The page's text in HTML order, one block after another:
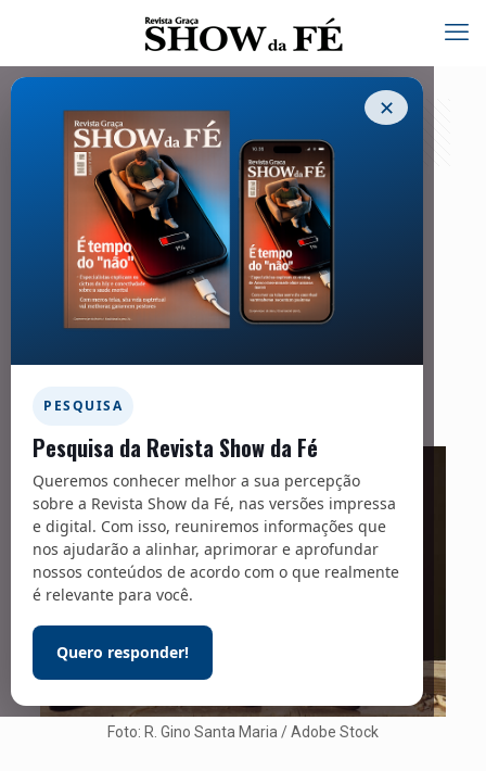
✕
PESQUISA
Pesquisa da Revista Show da Fé
Queremos conhecer melhor a sua percepção
sobre a Revista Show da Fé, nas versões impressa
e digital. Com isso, reuniremos informações que
nos ajudarão a alinhar, aprimorar e aprofundar
nossos conteúdos de acordo com o que realmente
é relevante para você.
Quero responder!
Jesus impactou a história, fazendo
milagres, e tornou-Se o maior
influenciador do planeta
13/02/2025
Foto: R. Gino Santa Maria / Adobe Stock